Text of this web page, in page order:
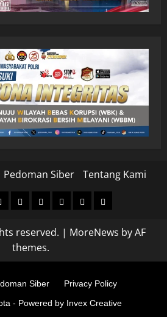
Pedoman Siber Tentang Kami
PolitikEkonomiPendidikan
Kesehatan
Olahraga
reserved. | MoreNews by AF
themes.
Siber
Privacy Policy
- Powered by Invex Creative